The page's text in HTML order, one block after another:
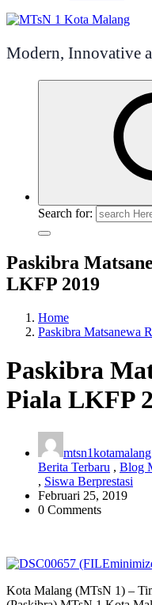
Modern, Innovative
Search for:
Paskibra
LKFP 2019
Home
Paskibra Matsanewa
Paskibra
Piala LKFP
mtsn1kotamalang
Berita Terbaru , Blog
, Siswa Berprestasi
Februari 25, 2019
0 Comments
Kota Malang (MTsN 1) –